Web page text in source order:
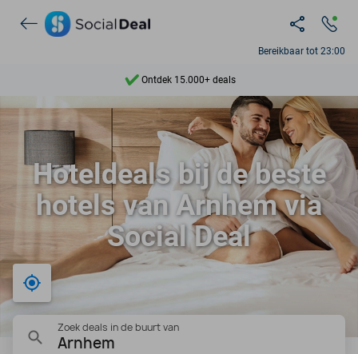
Bereikbaar tot 23:00
7 dagen per week beschikbaar
10+ miljoen leden
9,4
Ontdek 15.000+ deals
Hoteldeals bij de beste
hotels van Arnhem via
Social Deal
Bij mij in de buurt
Zoek deals in de buurt van
Arnhem